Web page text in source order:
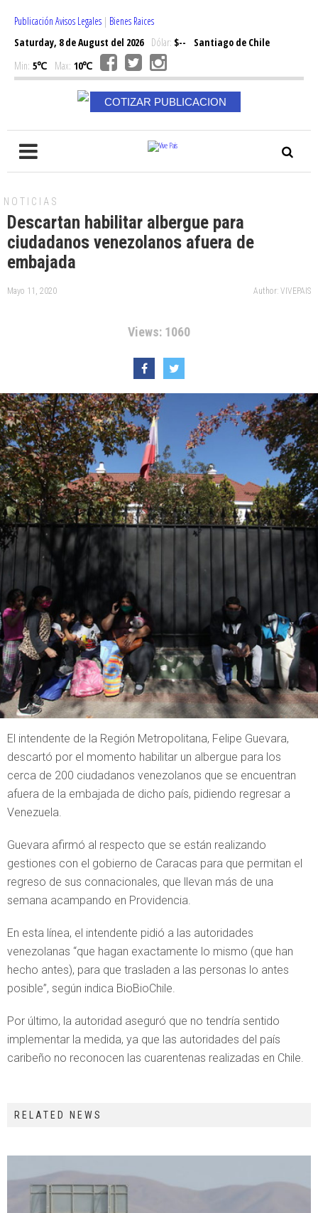
Publicación Avisos Legales | Bienes Raices
Saturday, 8 de August del 2026Dólar: $--
Santiago de Chile
Min: 5℃ Max: 10℃
COTIZAR PUBLICACION
NOTICIAS
Descartan habilitar albergue para
ciudadanos venezolanos afuera de
embajada
Mayo 11, 2020 Author: VIVEPAIS
Views: 1060
El intendente de la Región Metropolitana, Felipe Guevara,
descartó por el momento habilitar un albergue para los
cerca de 200 ciudadanos venezolanos que se encuentran
afuera de la embajada de dicho país, pidiendo regresar a
Venezuela.
Guevara afirmó al respecto que se están realizando
gestiones con el gobierno de Caracas para que permitan el
regreso de sus connacionales, que llevan más de una
semana acampando en Providencia.
En esta línea, el intendente pidió a las autoridades
venezolanas “que hagan exactamente lo mismo (que han
hecho antes), para que trasladen a las personas lo antes
posible”, según indica BioBioChile.
Por último, la autoridad aseguró que no tendría sentido
implementar la medida, ya que las autoridades del país
caribeño no reconocen las cuarentenas realizadas en Chile.
RELATED NEWS